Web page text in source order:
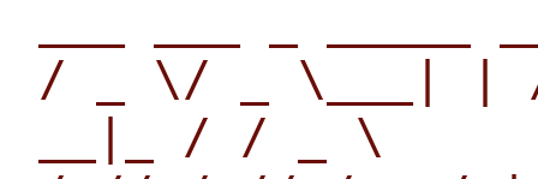
/ _ \/ _ \___| |
__|_ / / _ \